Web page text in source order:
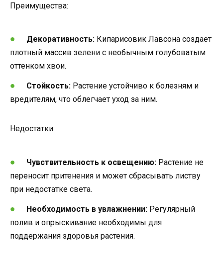
Преимущества:
Декоративность: Кипарисовик Лавсона создает
плотный массив зелени с необычным голубоватым
оттенком хвои.
Стойкость: Растение устойчиво к болезням и
вредителям, что облегчает уход за ним.
Недостатки:
Чувствительность к освещению: Растение не
переносит притенения и может сбрасывать листву
при недостатке света.
Необходимость в увлажнении: Регулярный
полив и опрыскивание необходимы для
поддержания здоровья растения.